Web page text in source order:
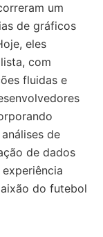
um
de gráficos
eles
com
fluidas e
de
de dados
do futebol